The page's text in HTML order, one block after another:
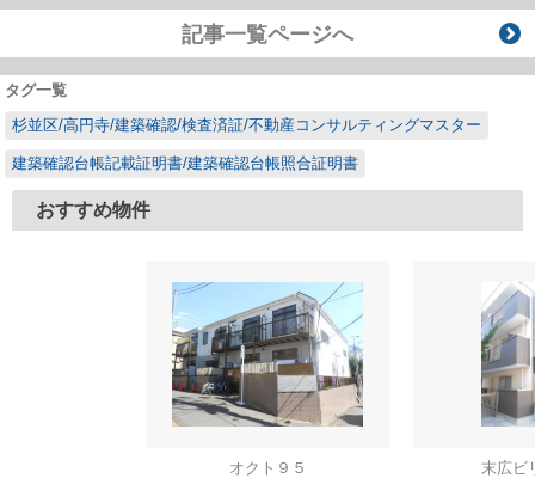
記事一覧ページへ
タグ一覧
杉並区/高円寺/建築確認/検査済証/不動産コンサルティングマスター
建築確認台帳記載証明書/建築確認台帳照合証明書
おすすめ物件
オクト９５
末広ビ